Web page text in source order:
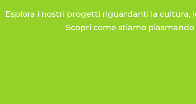
Esplora i nostri progetti riguardanti la cultura,
Scopri come stiamo